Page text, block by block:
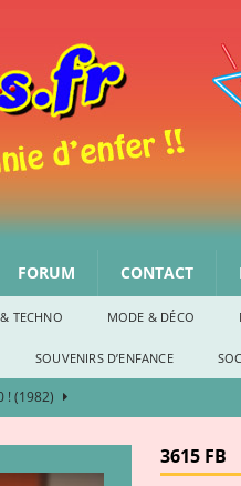
FORUM CONTACT
TECHNO MODE & DÉCO
SOUVENIRS D’ENFANCE
! (1982)
D'ENFANCE
3615 FB